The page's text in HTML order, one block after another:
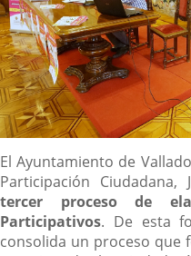
Descripción
El Ayuntamiento de
Participación
tercer proceso de
Participativos. De esta
consolida un proceso que